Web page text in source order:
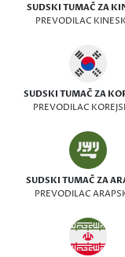
SUDSKI TUMAČ ZA
PREVODILAC
SUDSKI TUMAČ ZA
PREVODILAC
SUDSKI TUMAČ ZA
PREVODILAC